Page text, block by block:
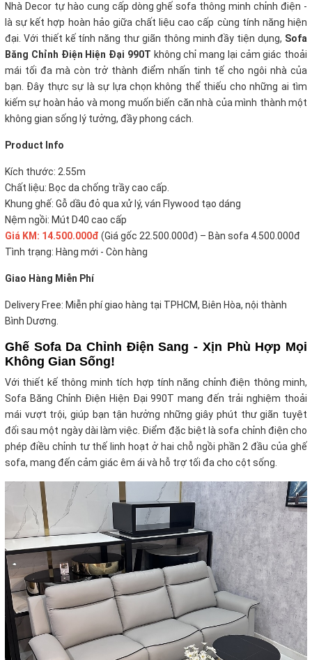
Nhà Decor tự hào cung cấp dòng ghế sofa thông minh chỉnh điện -
là sự kết hợp hoàn hảo giữa chất liệu cao cấp cùng tính năng hiện
đại. Với thiết kế tính năng thư giãn thông minh đầy tiện dụng, Sofa
Băng Chỉnh Điện Hiện Đại 990T không chỉ mang lại cảm giác thoải
mái tối đa mà còn trở thành điểm nhấn tinh tế cho ngôi nhà của
bạn. Đây thực sự là sự lựa chọn không thể thiếu cho những ai tìm
kiếm sự hoàn hảo và mong muốn biến căn nhà của mình thành một
không gian sống lý tưởng, đầy phong cách.
Product Info
Kích thước: 2.55m
Chất liệu: Bọc da chống trầy cao cấp.
Khung ghế: Gỗ dầu đỏ qua xử lý, ván Flywood tạo dáng
Nệm ngồi: Mút D40 cao cấp
Giá KM: 14.500.000đ (Giá gốc 22.500.000đ) – Bàn sofa 4.500.000đ
Tình trạng: Hàng mới - Còn hàng
Giao Hàng Miễn Phí
Delivery Free: Miễn phí giao hàng tại TPHCM, Biên Hòa, nội thành
Bình Dương.
Ghế Sofa Da Chỉnh Điện Sang - Xịn Phù Hợp Mọi
Không Gian Sống!
Với thiết kế thông minh tích hợp tính năng chỉnh điện thông minh,
Sofa Băng Chỉnh Điện Hiện Đại 990T mang đến trải nghiệm thoải
mái vượt trội, giúp bạn tận hưởng những giây phút thư giãn tuyệt
đối sau một ngày dài làm việc. Điểm đặc biệt là sofa chỉnh điện cho
phép điều chỉnh tư thế linh hoạt ở hai chỗ ngồi phần 2 đầu của ghế
sofa, mang đến cảm giác êm ái và hỗ trợ tối đa cho cột sống.